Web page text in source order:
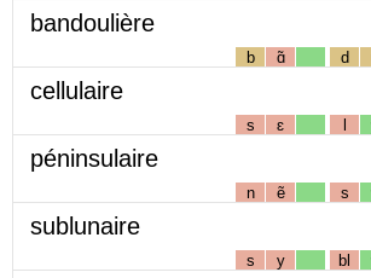
bandoulière
b ɑ̃ d
cellulaire
s ɛ l
péninsulaire
n ẽ s
sublunaire
s y bl